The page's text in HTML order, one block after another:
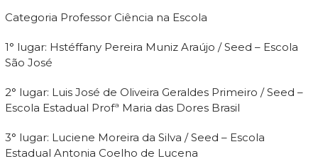
Categoria Professor Ciência na Escola
1° lugar: Hstéffany Pereira Muniz Araújo / Seed – Escola
São José
2° lugar: Luis José de Oliveira Geraldes Primeiro / Seed –
Escola Estadual Profª Maria das Dores Brasil
3° lugar: Luciene Moreira da Silva / Seed – Escola
Estadual Antonia Coelho de Lucena